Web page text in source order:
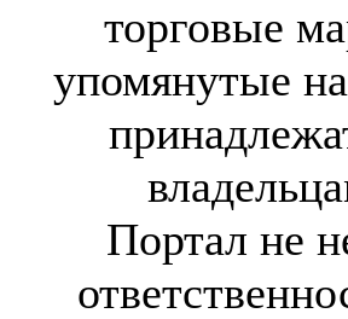
торговые
упомянутые
Портал не